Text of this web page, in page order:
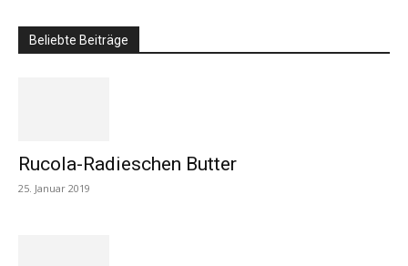
Beliebte Beiträge
Rucola-Radieschen Butter
25. Januar 2019